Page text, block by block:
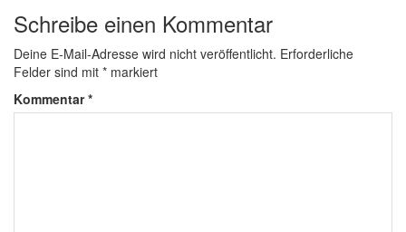
Schreibe einen Kommentar
Deine E-Mail-Adresse wird nicht veröffentlicht. Erforderliche
Felder sind mit * markiert
Kommentar*